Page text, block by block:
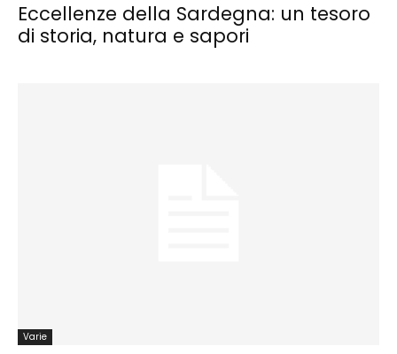
Eccellenze della Sardegna: un tesoro
di storia, natura e sapori
Varie